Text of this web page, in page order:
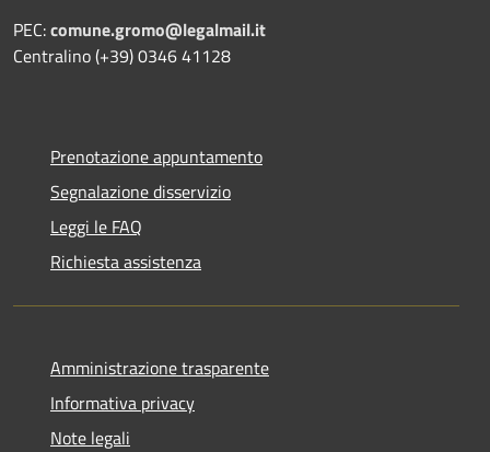
PEC:comune.gromo@legalmail.it
Centralino (+39) 0346 41128
Prenotazione appuntamento
Segnalazione disservizio
Leggi le FAQ
Richiesta assistenza
Amministrazione trasparente
Informativa privacy
Note legali